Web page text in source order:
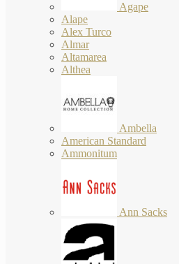
Agape
Alape
Alex Turco
Almar
Altamarea
Althea
Ambella
American Standard
Ammonitum
Ann Sacks